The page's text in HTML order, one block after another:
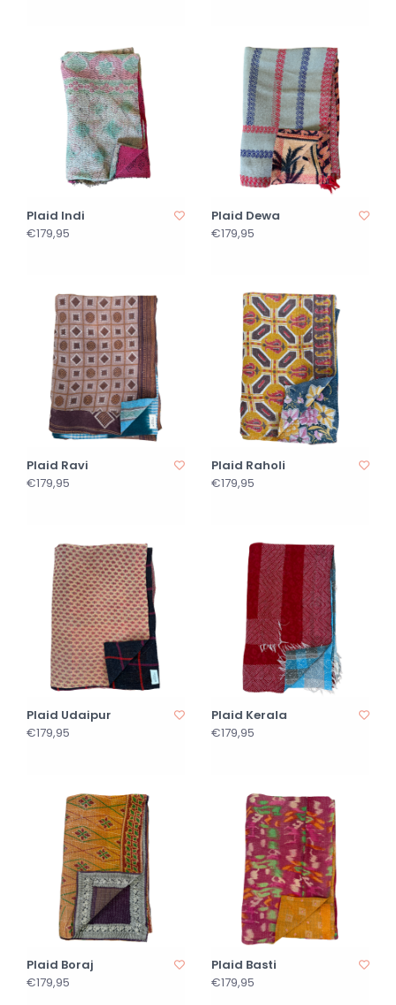
Plaid Indi
€179,95
Plaid Dewa
€179,95
Plaid Ravi
€179,95
Plaid Raholi
€179,95
Plaid Udaipur
€179,95
Plaid Kerala
€179,95
Plaid Boraj
€179,95
Plaid Basti
€179,95